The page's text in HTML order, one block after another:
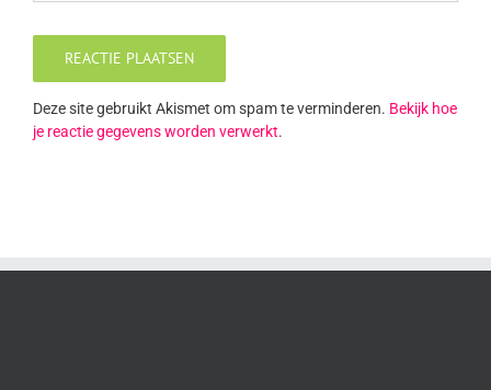
Deze site gebruikt Akismet om spam te verminderen. Bekijk hoe
je reactie gegevens worden verwerkt.